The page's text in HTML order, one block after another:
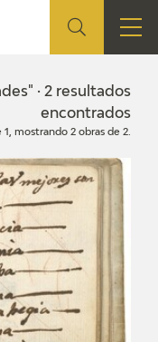
· 2 resultados
encontrados
1, mostrando 2 obras de 2.